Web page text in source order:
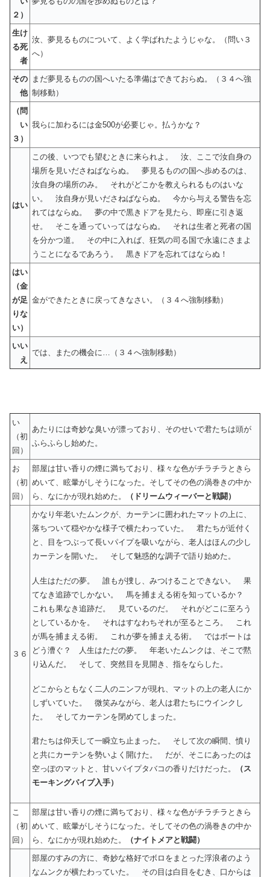
２）
生け
る死
者
汝、夢見るものについて、よく学ばれたようじゃな。（問い３
へ）
その
他
まだ夢見るものの国へいたる準備はできておらぬ。（３４へ強
制移動）
（問
い
３）
我らに加わるには金500が必要じゃ。払うかな？
はい
この後、いつでも望むときに来られよ。 汝、ここで汝自身の
場所を見いださねばならぬ。 夢見るものの国へ歩めるのは、
汝自身の場所のみ。 それがどこかを教えられるものはいな
い。 汝自身が見いださねばならぬ。 今から与える警告を忘
れてはならぬ。 夢の中で黒きドアを見たら、即座に引き返
せ。 そこを通っていってはならぬ。 それは生者と死者の国
を分かつ道。 その中に入れば、狂気の司る国で永遠にさまよ
うことになるであろう。 黒きドアを忘れてはならぬ！
はい
（金
が足
りな
い）
金ができたときに戻ってきなさい。（３４へ強制移動）
いい
え
では、またの機会に…（３４へ強制移動）
い
（初
回）
あたりには奇妙な臭いが漂っており、そのせいで君たちは頭が
ふらふらし始めた。
お
（初
回）
部屋は甘い香りの煙に満ちており、様々な色がチラチラときら
めいて、眩暈がしそうになった。そしてその色の渦巻きの中か
ら、なにかが現れ始めた。
（ドリームウィーバーと戦闘）
３６
かなり年老いたムンクが、カーテンに囲われたマットの上に、
落ちついて穏やかな様子で横たわっていた。 君たちが近付く
と、目をつぶって長いパイプを吸いながら、老人はほんの少し
カーテンを開いた。 そして魅惑的な調子で語り始めた。
人生はただの夢。 誰もが捜し、みつけることできない。 果
てなき追跡でしかない。 馬を捕まえる術を知っているか？
これも果なき追跡だ。 見ているのだ。 それがどこに至ろう
としているかを。 それはすなわちそれが至るところ。 これ
が馬を捕まえる術。 これが夢を捕まえる術。 ではボートは
どう漕ぐ？ 人生はただの夢。 年老いたムンクは、そこで黙
り込んだ。 そして、突然目を見開き、指をならした。
どこからともなく二人のニンフが現れ、マットの上の老人にか
しずいていた。 微笑みながら、老人は君たちにウインクし
た。 そしてカーテンを閉めてしまった。
君たちは仰天して一瞬立ち止まった。 そして次の瞬間、憤り
と共にカーテンを勢いよく開けた。 だが、そこにあったのは
空っぽのマットと、甘いパイプタバコの香りだけだった。
（ス
モーキングパイプ入手）
こ
（初
回）
部屋は甘い香りの煙に満ちており、様々な色がチラチラときら
めいて、眩暈がしそうになった。そしてその色の渦巻きの中か
ら、なにかが現れ始めた。
（ナイトメアと戦闘）
部屋のすみの方に、奇妙な格好でボロをまとった浮浪者のよう
なムンクが横たわっていた。 その目は白目をむき、口からは